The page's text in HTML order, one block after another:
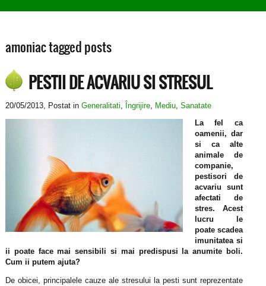
amoniac tagged posts
PESTII DE ACVARIU SI STRESUL
20/05/2013, Postat in Generalitati, Îngrijire, Mediu, Sanatate
La fel ca
oamenii, dar
si ca alte
animale de
companie,
pestisori de
acvariu sunt
afectati de
stres. Acest
lucru le
poate scadea
imunitatea si
ii poate face mai sensibili si mai predispusi la anumite boli.
Cum ii putem ajuta?
De obicei, principalele cauze ale stresului la pesti sunt reprezentate